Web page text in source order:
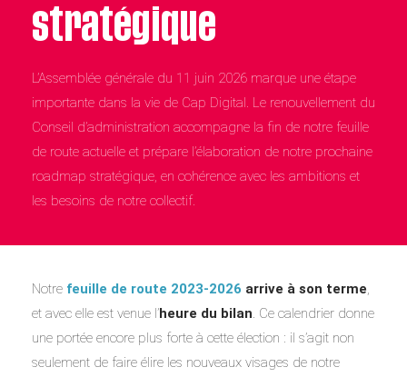
stratégique
L’Assemblée générale du 11 juin 2026 marque une étape
importante dans la vie de Cap Digital. Le renouvellement du
Conseil d’administration accompagne la fin de notre feuille
de route actuelle et prépare l’élaboration de notre prochaine
roadmap stratégique, en cohérence avec les ambitions et
les besoins de notre collectif.
Notre feuille de route 2023-2026 arrive à son terme
et avec elle est venue l’heure du bilan . Ce calendrier donne
une portée encore plus forte à cette élection : il s’agit non
seulement de faire élire les nouveaux visages de notre